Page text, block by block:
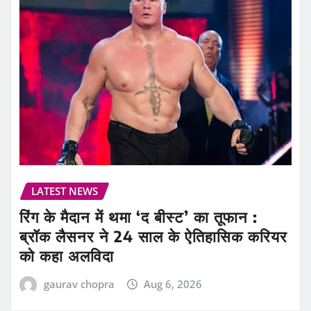
LATEST NEWS
रिंग के मैदान में थमा ‘द बीस्ट’ का तूफान :
ब्रॉक लैसनर ने 24 साल के ऐतिहासिक करियर
को कहा अलविदा
gaurav chopra Aug 6, 2026